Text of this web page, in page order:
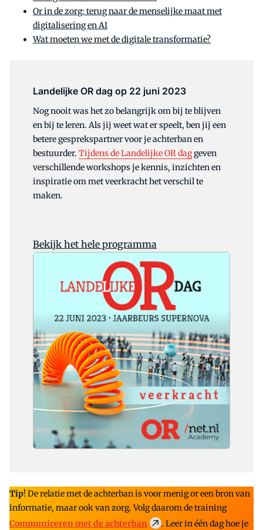
Or in de zorg: terug naar de menselijke maat met
digitalisering en AI
Wat moeten we met de digitale transformatie?
Landelijke OR dag op 22 juni 2023
Nog nooit was het zo belangrijk om bij te blijven
en bij te leren. Als jij weet wat er speelt, ben jij een
betere gesprekspartner voor je achterban en
bestuurder. Tijdens de Landelijke OR daggeven
verschillende workshops je kennis, inzichten en
inspiratie om met veerkracht het verschil te
maken.
Bekijk het hele programma
Tip! De relatie met de achterban is voor menig or een bron van
informatie, maar ook van zorg. Volg daarom de training
Communiceren met de achterban
. Leer in één dag hoe je